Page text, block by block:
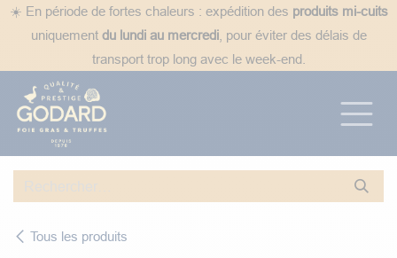
Se rendre au contenu
☀️ En période de fortes chaleurs : expédition des produits mi-cuits
uniquement du lundi au mercredi, pour éviter des délais de
transport trop long avec le week-end.
Tous les produits